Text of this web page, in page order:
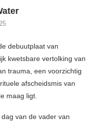
debuutplaat van
kwetsbare vertolking van
trauma, een voorzichtig
afscheidsmis van
maag ligt.
van de vader van